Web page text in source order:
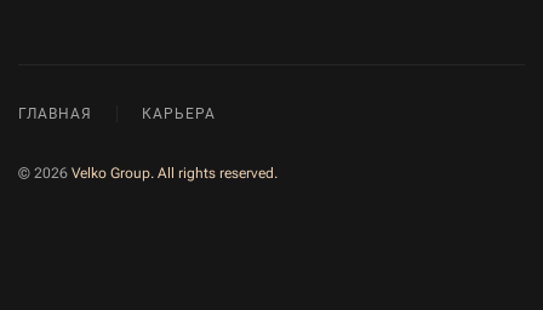
ГЛАВНАЯ КАРЬЕРА
© 2026 Velko Group. All rights reserved.